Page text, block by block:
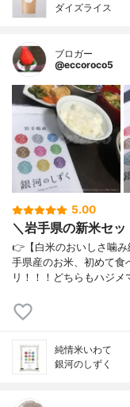
ダイズライス
ブロガー
@eccoroco5
5.00
＼岩手県の新米セッ
👉【白米のおいしさ噛
手県産のお米、初めて食
リ！！！どちらもハジ
純情米いわて
銀河のしずく